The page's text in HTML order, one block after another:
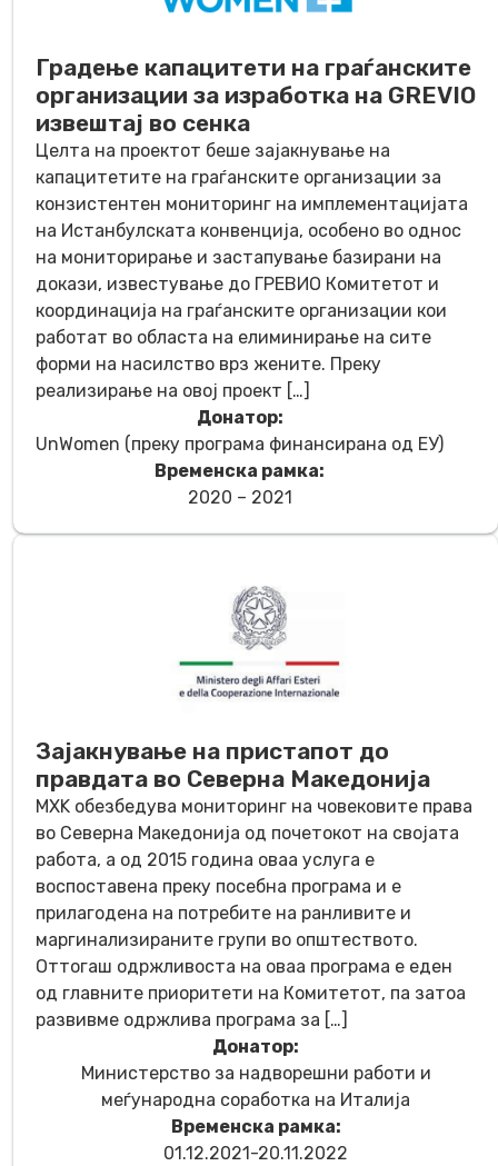
Градење капацитети на граѓанските
организации за изработка на GREVIO
извештај во сенка
Целта на проектот беше зајакнување на
капацитетите на граѓанските организации за
конзистентен мониторинг на имплементацијата
на Истанбулската конвенција, особено во однос
на мониторирање и застапување базирани на
докази, известување до ГРЕВИО Комитетот и
координација на граѓанските организации кои
работат во областа на елиминирање на сите
форми на насилство врз жените. Преку
реализирање на овој проект […]
Донатор:
UnWomen (преку програма финансирана од EУ)
Временска рамка:
2020 – 2021
Зајакнување на пристапот до
правдата во Северна Македонија
МХK обезбедува мониторинг на човековите права
во Северна Македонија од почетокот на својата
работа, а од 2015 година оваа услуга е
воспоставена преку посебна програма и е
прилагодена на потребите на ранливите и
маргинализираните групи во општеството.
Оттогаш одржливоста на оваа програма е еден
од главните приоритети на Комитетот, па затоа
развивме одржлива програма за […]
Донатор:
Министерство за надворешни рабoти и
меѓународна соработка на Италија
Временска рамка:
01.12.2021-20.11.2022